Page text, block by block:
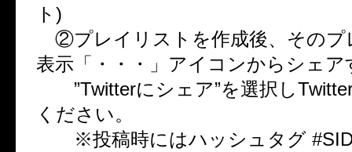
ト)
②プレイリストを作成後、そのプ
表示「・・・」アイコンからシェア
”Twitterにシェア”を選択し
ください。
※投稿時にはハッシュタグ #SID